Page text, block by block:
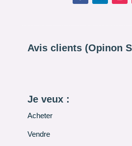
Avis clients (Opinon
Je veux :
Acheter
Vendre